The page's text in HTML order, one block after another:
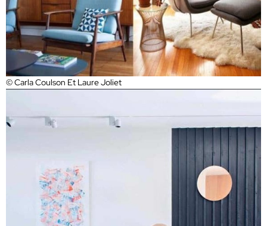
© Carla Coulson Et Laure Joliet